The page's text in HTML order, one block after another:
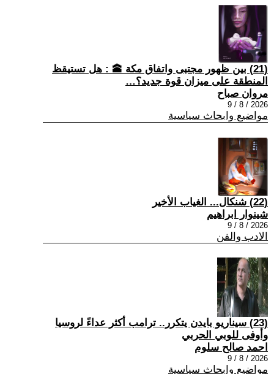
(21) بين ظهور مجتبى واتفاق مكة 🕋 : هل تستيقظ
المنطقة على ميزان قوة جديد؟…
مروان صباح
2026 / 8 / 9
مواضيع وابحاث سياسية
(22) شنكال... الغياب الأخير
شينوار ابراهيم
2026 / 8 / 9
الادب والفن
(23) سيناريو بايدن يتكرر.. ترامب أكثر عداءً لروسيا
وأوفى للوبي الحربي
احمد صالح سلوم
2026 / 8 / 9
مواضيع وابحاث سياسية